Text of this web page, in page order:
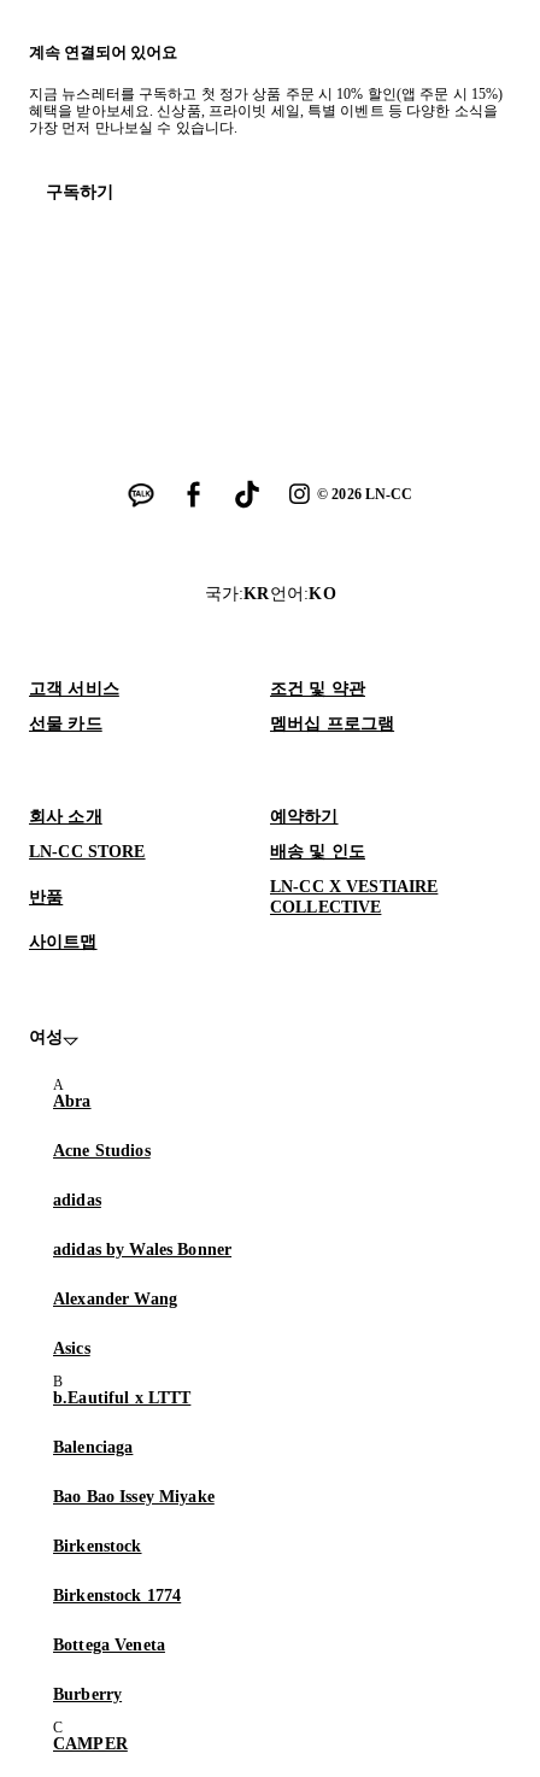
계속 연결되어 있어요
지금 뉴스레터를 구독하고 첫 정가 상품 주문 시 10% 할인(앱 주문 시 15%)
혜택을 받아보세요. 신상품, 프라이빗 세일, 특별 이벤트 등 다양한 소식을
가장 먼저 만나보실 수 있습니다.
구독하기
©2026LN-CC
국가:KR언어 :KO
고객 서비스
조건 및 약관
선물 카드
멤버십 프로그램
회사 소개
예약하기
LN-CC STORE
배송 및 인도
반품
LN-CC X VESTIAIRE
COLLECTIVE
사이트맵
여성
Abra
Acne Studios
adidas
adidas by Wales Bonner
Alexander Wang
Asics
b.Eautiful x LTTT
Balenciaga
Bao Bao Issey Miyake
Birkenstock
Birkenstock 1774
Bottega Veneta
Burberry
CAMPER